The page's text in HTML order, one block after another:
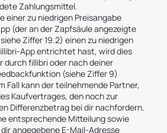
Zahlungsmittel.
einer zu niedrigen Preisangabe
(der an der Zapfsäule angezeigte
Ziffer 19.2) einen zu niedrigen
App entrichtet hast, wird dies
fillibri oder nach deiner
(siehe Ziffer 9)
Fall kann der teilnehmende Partner,
Kaufvertrages, den noch zur
Differenzbetrag bei dir nachfordern.
entsprechende Mitteilung sowie
angegebene E-Mail-Adresse